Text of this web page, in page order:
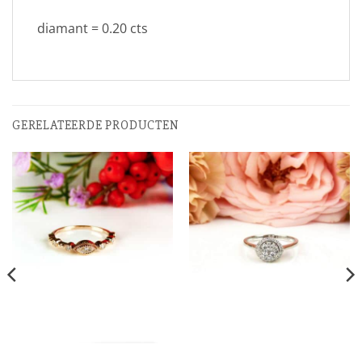
diamant = 0.20 cts
GERELATEERDE PRODUCTEN